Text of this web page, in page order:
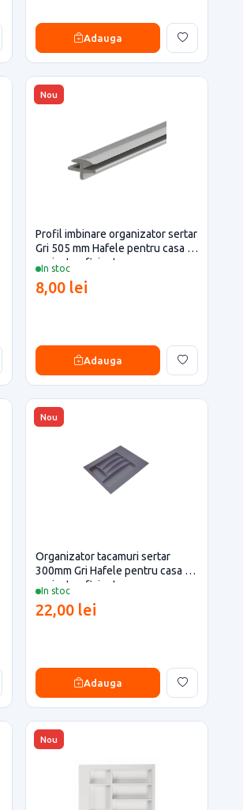
Adauga
Nou
In stoc
Profil imbinare organizator sertar
Gri 505 mm Hafele pentru casa si
proiecte eficiente
8,00 lei
Adauga
Nou
In stoc
Organizator tacamuri sertar
300mm Gri Hafele pentru casa si
proiecte eficiente
22,00 lei
Adauga
Nou